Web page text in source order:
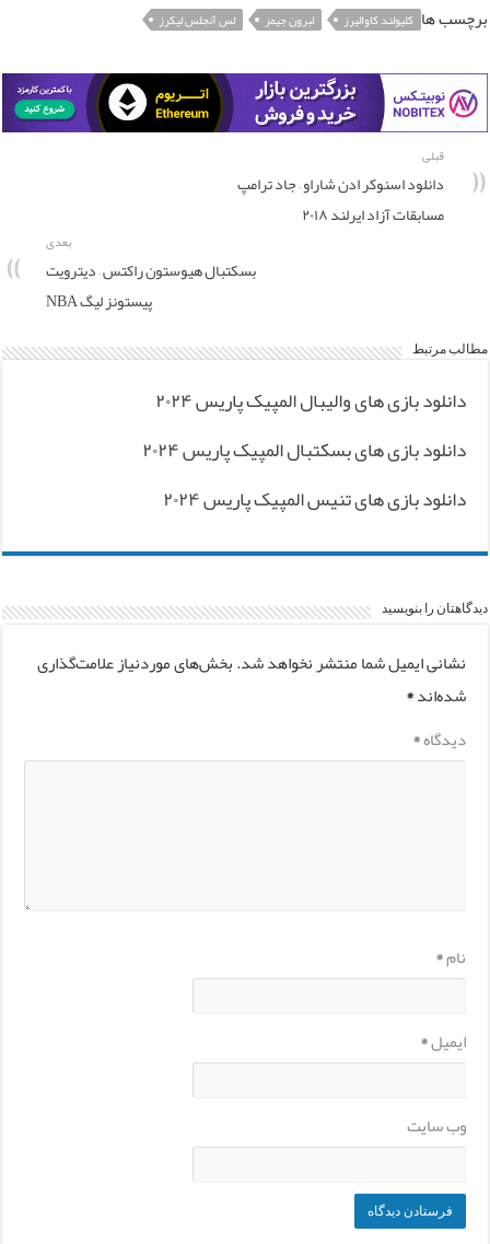
برچسب ها کلیولند کاوالیرز لبرون جیمز لس آنجلس لیکرز
قبلی
دانلود اسنوکر ادن شاراو – جاد ترامپ
مسابقات آزاد ایرلند ۲۰۱۸
بعدی
بسکتبال هیوستون راکتس – دیترویت
پیستونز لیگ NBA
مطالب مرتبط
دانلود بازی های والیبال المپیک پاریس ۲۰۲۴
دانلود بازی های بسکتبال المپیک پاریس ۲۰۲۴
دانلود بازی های تنیس المپیک پاریس ۲۰۲۴
دیدگاهتان را بنویسید
نشانی ایمیل شما منتشر نخواهد شد.بخش‌های موردنیاز علامت‌گذاری
شده‌اند*
دیدگاه*
نام*
ایمیل*
وب‌ سایت